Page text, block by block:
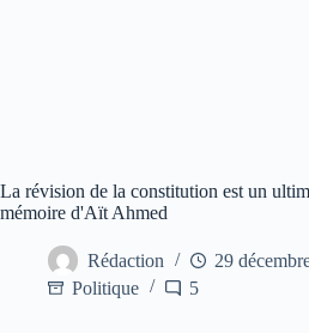
La révision de la constitution est un
mémoire d'Aït Ahmed
Rédaction
29
Politique
5